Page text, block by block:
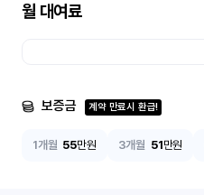
월 대여료
보증금 계약 만료시 환급!
1개월 55만원 3개월 51만원